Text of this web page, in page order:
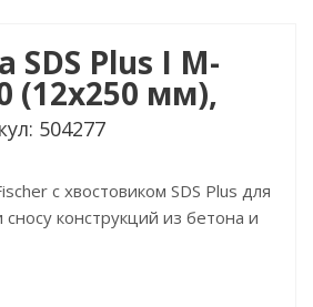
SDS Plus I M-
(12x250 мм),
504277
с хвостовиком SDS Plus для
сносу конструкций из бетона и